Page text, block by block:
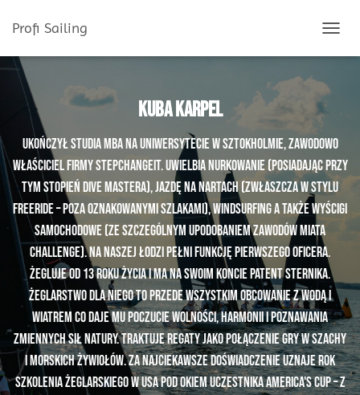
Profi Sailing
Kuba Karpel
Ukończył studia MBA na Uniwersytecie w Sztokholmie, zawodowo
właściciel firmy StepChangeIT. Uwielbia nurkowanie (posiadając przy
tym stopień Dive Mastera), jazdę na nartach (zwłaszcza w stylu
freeride – poza oznakowanymi szlakami), windsurfing a także wyścigi
samochodowe (ze szczególnym upodobaniem zawodów Miata
Challenge). Na naszej łodzi pełni funkcję pierwszego oficera.
Żegluje od 13 roku życia i ma na swoim koncie patent sternika.
Żeglarstwo dla niego to przede wszystkim obcowanie z wodą i
wiatrem co daje mu poczucie wolności, harmonii i poznawania
zmiennych sił natury. Traktuje regaty jako połączenie gry w szachy
i morskich żywiołów. Za najciekawsze doświadczenie uznaje rok
szkolenia żeglarskiego w USA pod okiem uczestnika America's Cup – z